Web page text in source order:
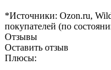
*Источники: Ozon.ru,
покупателей (по
Отзывы
Оставить отзыв
Плюсы: